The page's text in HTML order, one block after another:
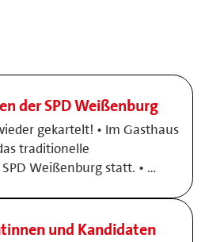
der SPD Weißenburg
gekartelt! • Im Gasthaus
traditionelle
Weißenburg statt. • …
und Kandidaten